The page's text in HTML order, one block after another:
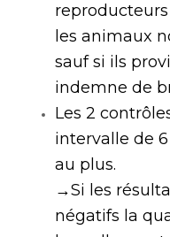
les animaux
sauf si ils
indemne de
Les 2
intervalle de
au plus.
→Si les
négatifs la